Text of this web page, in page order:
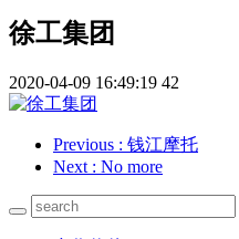
徐工集团
2020-04-09 16:49:19 42
Previous : 钱江摩托
Next : No more